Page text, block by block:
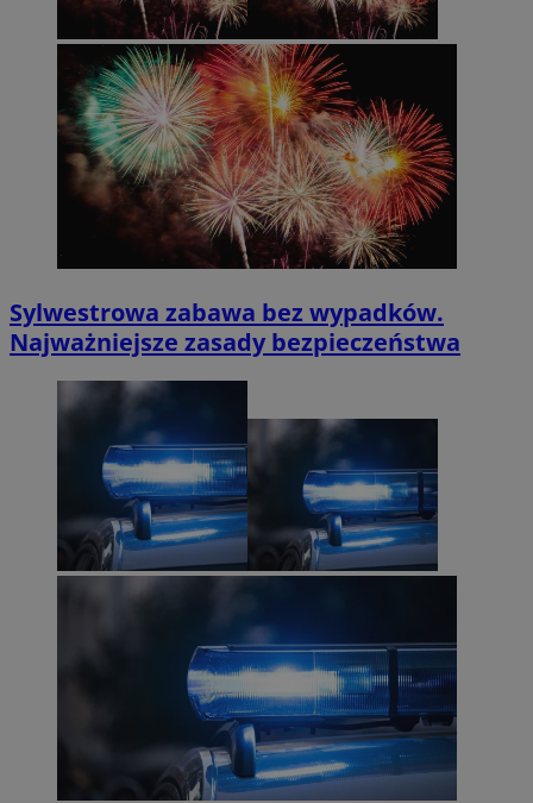
Sylwestrowa zabawa bez wypadków.
Najważniejsze zasady bezpieczeństwa